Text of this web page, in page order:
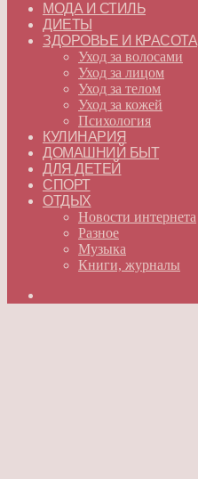
МОДА И СТИЛЬ
ДИЕТЫ
ЗДОРОВЬЕ И КРАСОТА
Уход за волосами
Уход за лицом
Уход за телом
Уход за кожей
Психология
КУЛИНАРИЯ
ДОМАШНИЙ БЫТ
ДЛЯ ДЕТЕЙ
СПОРТ
ОТДЫХ
Новости интернета
Разное
Музыка
Книги, журналы